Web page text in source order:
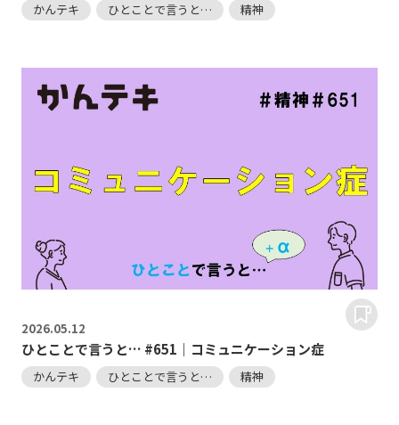
かんテキ ひとことで言うと… 精神
2026.05.12
ひとことで言うと… #651｜コミュニケーション症
かんテキ ひとことで言うと… 精神